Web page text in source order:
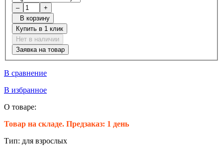
–
+
В корзину
Купить в 1 клик
Нет в наличии
Заявка на товар
В сравнение
В избранное
О товаре:
Товар на складе. Предзаказ: 1 день
Тип: для взрослых